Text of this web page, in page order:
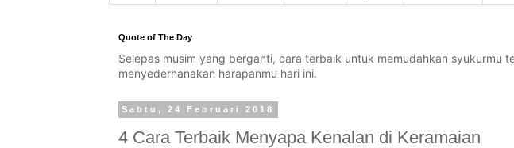
Quote of The Day
Selepas musim yang berganti, cara terbaik untuk memudahkan syukurmu
menyederhanakan harapanmu hari ini.
Sabtu, 24 Februari 2018
4 Cara Terbaik Menyapa Kenalan di Keramaian